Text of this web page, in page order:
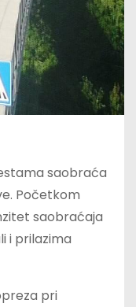
saobraća
Početkom
saobraćaja
i prilazima
pri